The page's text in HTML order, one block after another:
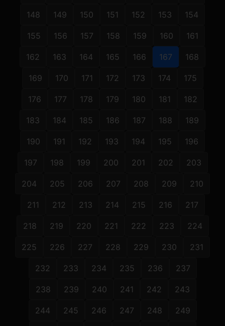
148 149 150 151 152 153 154
155 156 157 158 159 160 161
162 163 164 165 166 167 168
169 170 171 172 173 174 175
176 177 178 179 180 181 182
183 184 185 186 187 188 189
190 191 192 193 194 195 196
197 198 199 200 201 202 203
204 205 206 207 208 209 210
211 212 213 214 215 216 217
218 219 220 221 222 223 224
225 226 227 228 229 230 231
232 233 234 235 236 237
238 239 240 241 242 243
244 245 246 247 248 249